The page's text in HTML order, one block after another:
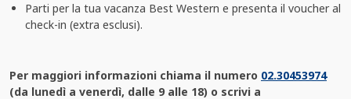
Parti per la tua vacanza Best Western e presenta il voucher al
check-in (extra esclusi).
Per maggiori informazioni chiama il numero 02.30453974
(da lunedì a venerdì, dalle 9 alle 18) o scrivi a